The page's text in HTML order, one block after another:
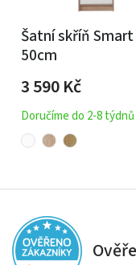
Šatní skříň Smart
50cm
3 590Kč
Doručíme do 2-8 týdnů